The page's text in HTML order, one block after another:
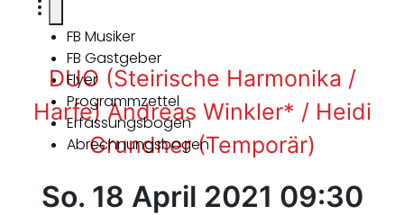
FB Musiker
FB Gastgeber
Flyer
Programmzettel
Erfassungsbogen
Abrechnungsbogen
DUO (Steirische Harmonika /
Harfe) Andreas Winkler* / Heidi
Grundner (Temporär)
So. 18 April 2021 09:30